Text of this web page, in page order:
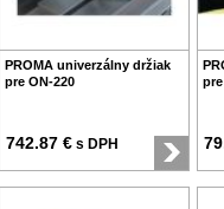
PROMA univerzálny držiak
pre ON-220
742.87 € s DPH